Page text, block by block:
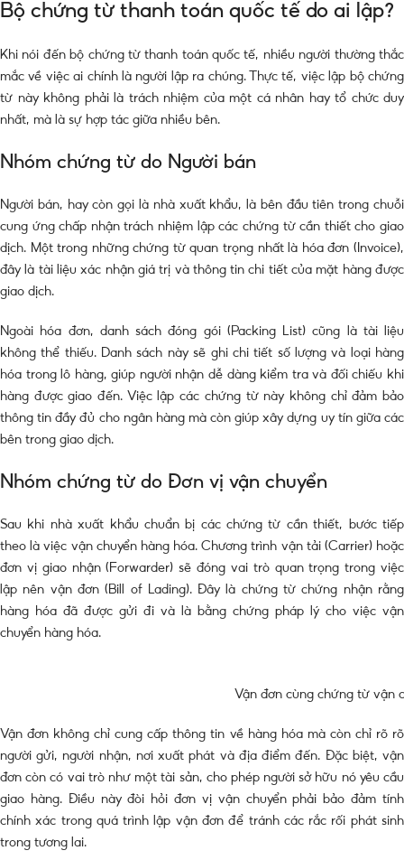
Bộ chứng từ thanh toán quốc tế do ai lập?
Khi nói đến bộ chứng từ thanh toán quốc tế, nhiều người thường thắc
mắc về việc ai chính là người lập ra chúng. Thực tế, việc lập bộ chứng
từ này không phải là trách nhiệm của một cá nhân hay tổ chức duy
nhất, mà là sự hợp tác giữa nhiều bên.
Nhóm chứng từ do Người bán
Người bán, hay còn gọi là nhà xuất khẩu, là bên đầu tiên trong chuỗi
cung ứng chấp nhận trách nhiệm lập các chứng từ cần thiết cho giao
dịch. Một trong những chứng từ quan trọng nhất là hóa đơn (Invoice),
đây là tài liệu xác nhận giá trị và thông tin chi tiết của mặt hàng được
giao dịch.
Ngoài hóa đơn, danh sách đóng gói (Packing List) cũng là tài liệu
không thể thiếu. Danh sách này sẽ ghi chi tiết số lượng và loại hàng
hóa trong lô hàng, giúp người nhận dễ dàng kiểm tra và đối chiếu khi
hàng được giao đến. Việc lập các chứng từ này không chỉ đảm bảo
thông tin đầy đủ cho ngân hàng mà còn giúp xây dựng uy tín giữa các
bên trong giao dịch.
Nhóm chứng từ do Đơn vị vận chuyển
Sau khi nhà xuất khẩu chuẩn bị các chứng từ cần thiết, bước tiếp
theo là việc vận chuyển hàng hóa. Chương trình vận tải (Carrier) hoặc
đơn vị giao nhận (Forwarder) sẽ đóng vai trò quan trọng trong việc
lập nên vận đơn (Bill of Lading). Đây là chứng từ chứng nhận rằng
hàng hóa đã được gửi đi và là bằng chứng pháp lý cho việc vận
chuyển hàng hóa.
Vận đơn cùng chứng từ vận
Vận đơn không chỉ cung cấp thông tin về hàng hóa mà còn chỉ rõ rõ
người gửi, người nhận, nơi xuất phát và địa điểm đến. Đặc biệt, vận
đơn còn có vai trò như một tài sản, cho phép người sở hữu nó yêu cầu
giao hàng. Điều này đòi hỏi đơn vị vận chuyển phải bảo đảm tính
chính xác trong quá trình lập vận đơn để tránh các rắc rối phát sinh
trong tương lai.